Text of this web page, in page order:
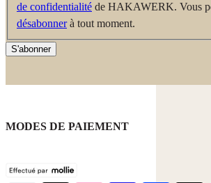
de confidentialité de HAKAWERK. Vous
désabonnerà tout moment.
S'abonner
MODES DE PAIEMENT